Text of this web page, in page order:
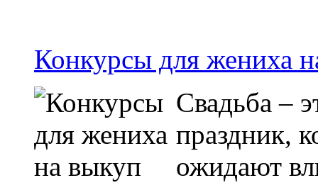
Конкурсы для жениха
Свадьба –
праздник,
ожидают